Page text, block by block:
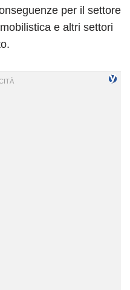
per il settore
e altri settori